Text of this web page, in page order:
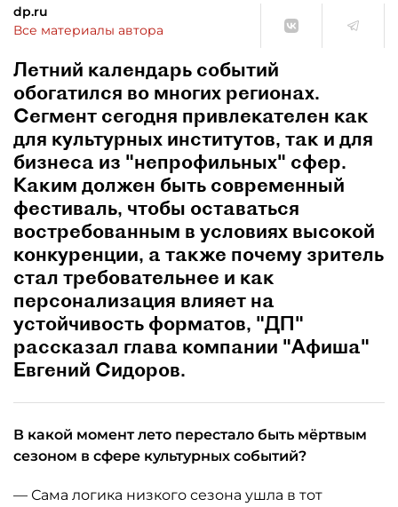
dp.ru
Все материалы автора
Летний календарь событий
обогатился во многих регионах.
Сегмент сегодня привлекателен как
для культурных институтов, так и для
бизнеса из "непрофильных" сфер.
Каким должен быть современный
фестиваль, чтобы оставаться
востребованным в условиях высокой
конкуренции, а также почему зритель
стал требовательнее и как
персонализация влияет на
устойчивость форматов, "ДП"
рассказал глава компании "Афиша"
Евгений Сидоров.
В какой момент лето перестало быть мёртвым
сезоном в сфере культурных событий?
— Сама логика низкого сезона ушла в тот